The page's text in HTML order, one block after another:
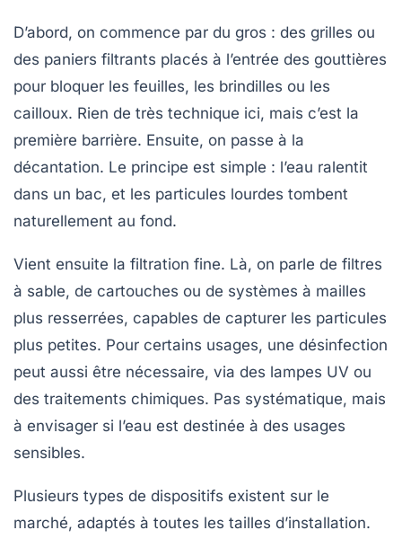
D’abord, on commence par du gros : des grilles ou
des paniers filtrants placés à l’entrée des gouttières
pour bloquer les feuilles, les brindilles ou les
cailloux. Rien de très technique ici, mais c’est la
première barrière. Ensuite, on passe à la
décantation. Le principe est simple : l’eau ralentit
dans un bac, et les particules lourdes tombent
naturellement au fond.
Vient ensuite la filtration fine. Là, on parle de filtres
à sable, de cartouches ou de systèmes à mailles
plus resserrées, capables de capturer les particules
plus petites. Pour certains usages, une désinfection
peut aussi être nécessaire, via des lampes UV ou
des traitements chimiques. Pas systématique, mais
à envisager si l’eau est destinée à des usages
sensibles.
Plusieurs types de dispositifs existent sur le
marché, adaptés à toutes les tailles d’installation.